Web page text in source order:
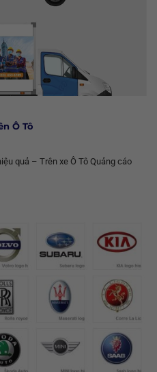
Ô Tô
quả – Trên xe Ô Tô Quảng cáo